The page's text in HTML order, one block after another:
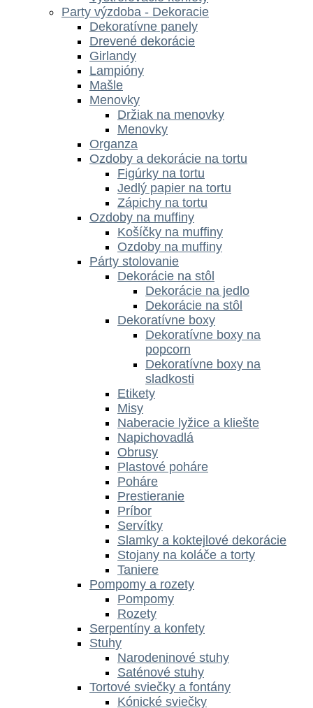
Party výzdoba - Dekoracie
Dekoratívne panely
Drevené dekorácie
Girlandy
Lampióny
Mašle
Menovky
Držiak na menovky
Menovky
Organza
Ozdoby a dekorácie na tortu
Figúrky na tortu
Jedlý papier na tortu
Zápichy na tortu
Ozdoby na muffiny
Košíčky na muffiny
Ozdoby na muffiny
Párty stolovanie
Dekorácie na stôl
Dekorácie na jedlo
Dekorácie na stôl
Dekoratívne boxy
Dekoratívne boxy na
popcorn
Dekoratívne boxy na
sladkosti
Etikety
Misy
Naberacie lyžice a kliešte
Napichovadlá
Obrusy
Plastové poháre
Poháre
Prestieranie
Príbor
Servítky
Slamky a koktejlové dekorácie
Stojany na koláče a torty
Taniere
Pompomy a rozety
Pompomy
Rozety
Serpentíny a konfety
Stuhy
Narodeninové stuhy
Saténové stuhy
Tortové sviečky a fontány
Kónické sviečky